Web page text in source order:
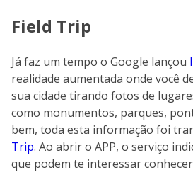
Field Trip
Já faz um tempo o Google lançou
realidade aumentada onde você
sua cidade tirando fotos de
como monumentos, parques,
bem, toda esta informação foi
Trip. Ao abrir o APP, o serviço
que podem te interessar